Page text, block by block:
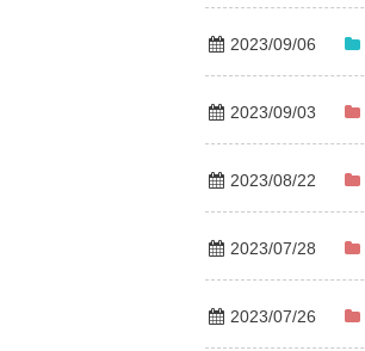
2023/09/06
2023/09/03
2023/08/22
2023/07/28
2023/07/26